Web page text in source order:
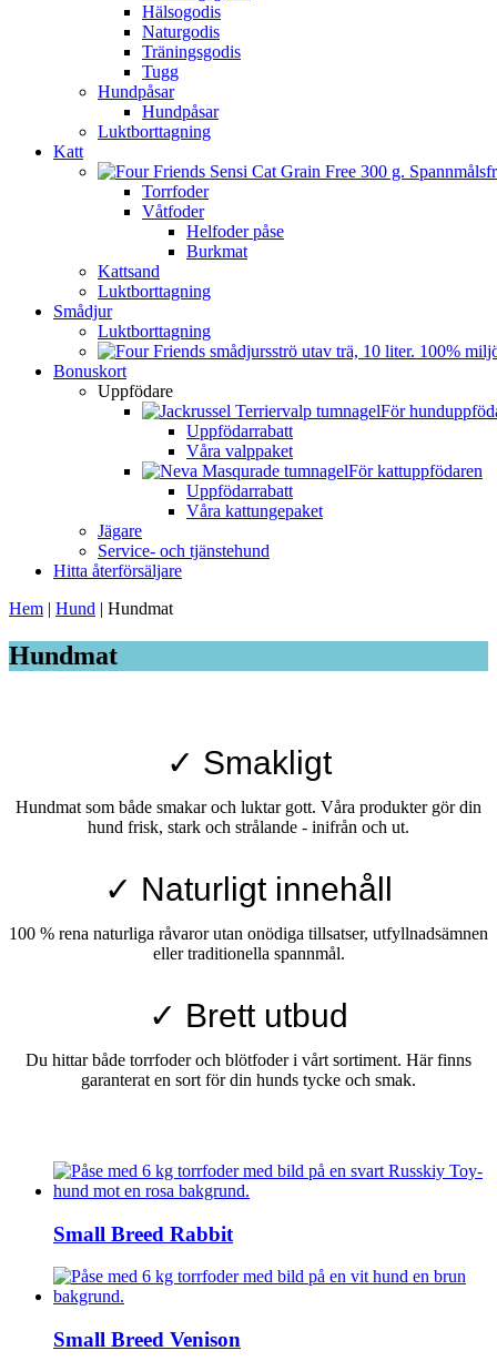
Hälsogodis
Naturgodis
Träningsgodis
Tugg
Hundpåsar
Hundpåsar
Luktborttagning
Katt
Torrfoder
Våtfoder
Helfoder påse
Burkmat
Kattsand
Luktborttagning
Smådjur
Luktborttagning
Bonuskort
Uppfödare
För
Uppfödarrabatt
Våra valppaket
För kattuppfödaren
Uppfödarrabatt
Våra kattungepaket
Jägare
Service- och tjänstehund
Hitta återförsäljare
Hem | Hund | Hundmat
Hundmat
✓ Smakligt
Hundmat som både smakar och luktar gott. Våra produkter gör din
hund frisk, stark och strålande - inifrån och ut.
✓ Naturligt innehåll
100 % rena naturliga råvaror utan onödiga tillsatser, utfyllnadsämnen
eller traditionella spannmål.
✓ Brett utbud
Du hittar både torrfoder och blötfoder i vårt sortiment. Här finns
garanterat en sort för din hunds tycke och smak.
Small Breed Rabbit
Small Breed Venison